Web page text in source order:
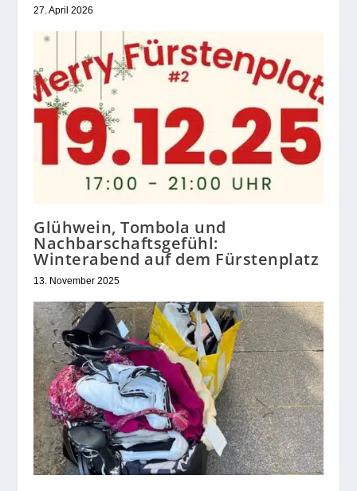
27. April 2026
Glühwein, Tombola und
Nachbarschaftsgefühl:
Winterabend auf dem Fürstenplatz
13. November 2025